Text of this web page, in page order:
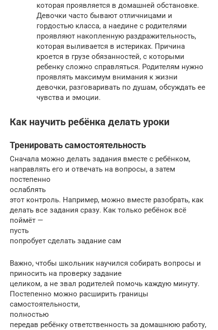
которая проявляется в домашней обстановке.
Девочки часто бывают отличницами и
гордостью класса, а наедине с родителями
проявляют накопленную раздражительность,
которая выливается в истериках. Причина
кроется в грузе обязанностей, с которыми
ребенку сложно справляться. Родителям нужно
проявлять максимум внимания к жизни
девочки, разговаривать по душам, обсуждать ее
чувства и эмоции.
Как научить ребёнка делать уроки
Тренировать самостоятельность
Сначала можно делать задания вместе с ребёнком,
направлять его и отвечать на вопросы, а затем
постепенно
ослаблять
этот контроль. Например, можно вместе разобрать, как
делать все задания сразу. Как только ребёнок всё
поймёт —
пусть
попробует сделать задание сам
Важно, чтобы школьник научился собирать вопросы и
приносить на проверку задание
целиком, а не звал родителей помочь каждую минуту.
Постепенно можно расширить границы
самостоятельности,
полностью
передав ребёнку ответственность за домашнюю работу,